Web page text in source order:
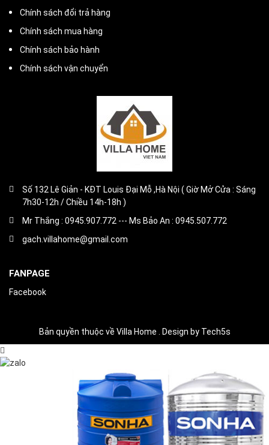
Chính sách đổi trả hàng
Chính sách mua hàng
Chính sách bảo hành
Chính sách vận chuyển
Số 132 Lê Giản - KĐT Louis Đại Mỗ ,Hà Nội ( Giờ Mở Cửa : Sáng
7h30-12h / Chiều 14h-18h )
Mr Thắng : 0945.907.772 --- Ms Bảo An : 0945.507.772
gach.villahome@gmail.com
FANPAGE
Facebook
Bản quyền thuộc về Villa Home . Design by Tech5s